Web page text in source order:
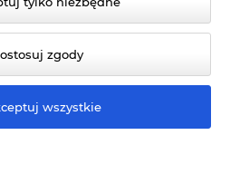
Wszelkie prawa zastrzeżone.
zgody
wszystkie